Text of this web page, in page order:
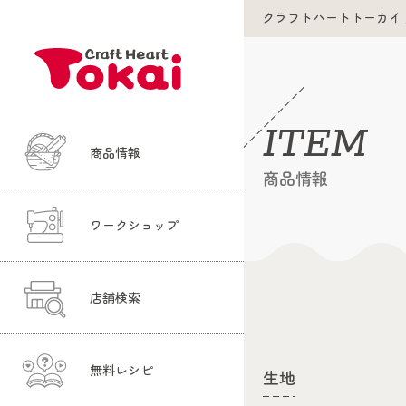
商品情報
ワークショップ
店舗検索
無料レシピ
クラフトハートトーカイ
ITEM
商品情報
生地